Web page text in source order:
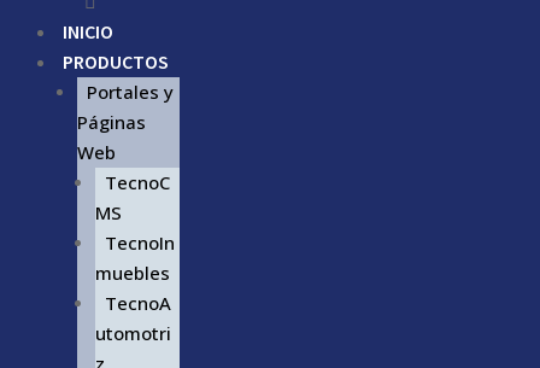
INICIO
PRODUCTOS
Portales y
Páginas
Web
TecnoC
MS
TecnoIn
muebles
TecnoA
utomotri